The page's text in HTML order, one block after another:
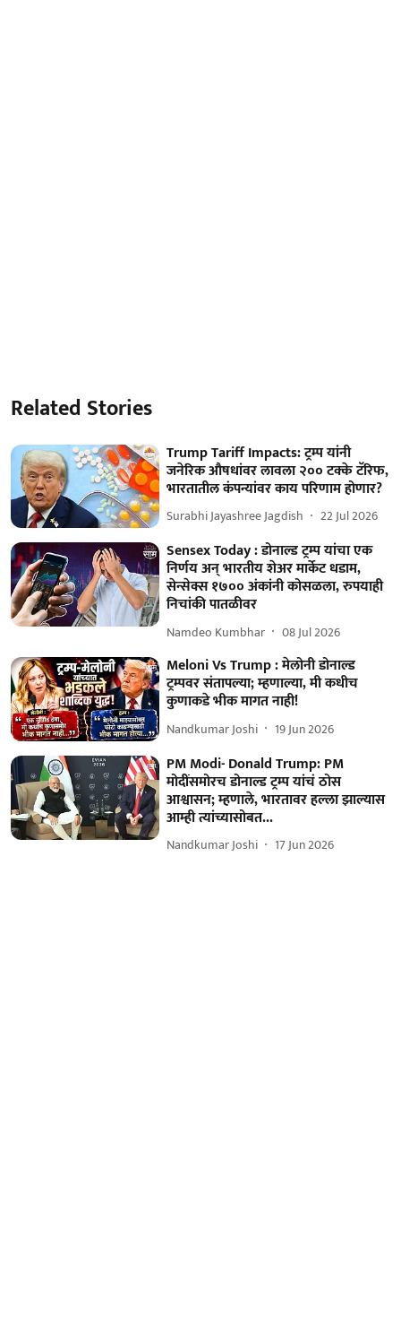
Related Stories
Trump Tariff Impacts: ट्रम्प यांनी
जनेरिक औषधांवर लावला २०० टक्के टॅरिफ,
भारतातील कंपन्यांवर काय परिणाम होणार?
Surabhi Jayashree Jagdish 22 Jul 2026
Sensex Today : डोनाल्ड ट्रम्प यांचा एक
निर्णय अन् भारतीय शेअर मार्केट धडाम,
सेन्सेक्स १७०० अंकांनी कोसळला, रुपयाही
निचांकी पातळीवर
Namdeo Kumbhar 08 Jul 2026
Meloni Vs Trump : मेलोनी डोनाल्ड
ट्रम्पवर संतापल्या; म्हणाल्या, मी कधीच
कुणाकडे भीक मागत नाही!
Nandkumar Joshi 19 Jun 2026
PM Modi- Donald Trump: PM
मोदींसमोरच डोनाल्ड ट्रम्प यांचं ठोस
आश्वासन; म्हणाले, भारतावर हल्ला झाल्यास
आम्ही त्यांच्यासोबत...
Nandkumar Joshi 17 Jun 2026